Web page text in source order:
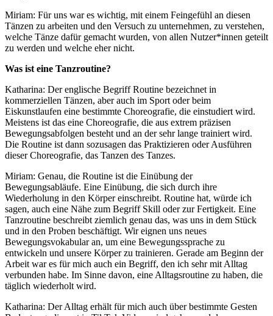
Miriam: Für uns war es wichtig, mit einem Feingefühl an diesen
Tänzen zu arbeiten und den Versuch zu unternehmen, zu verstehen,
welche Tänze dafür gemacht wurden, von allen Nutzer*innen geteilt
zu werden und welche eher nicht.
Was ist eine Tanzroutine?
Katharina: Der englische Begriff Routine bezeichnet in
kommerziellen Tänzen, aber auch im Sport oder beim
Eiskunstlaufen eine bestimmte Choreografie, die einstudiert wird.
Meistens ist das eine Choreografie, die aus extrem präzisen
Bewegungsabfolgen besteht und an der sehr lange trainiert wird.
Die Routine ist dann sozusagen das Praktizieren oder Ausführen
dieser Choreografie, das Tanzen des Tanzes.
Miriam: Genau, die Routine ist die Einübung der
Bewegungsabläufe. Eine Einübung, die sich durch ihre
Wiederholung in den Körper einschreibt. Routine hat, würde ich
sagen, auch eine Nähe zum Begriff Skill oder zur Fertigkeit. Eine
Tanzroutine beschreibt ziemlich genau das, was uns in dem Stück
und in den Proben beschäftigt. Wir eignen uns neues
Bewegungsvokabular an, um eine Bewegungssprache zu
entwickeln und unsere Körper zu trainieren. Gerade am Beginn der
Arbeit war es für mich auch ein Begriff, den ich sehr mit Alltag
verbunden habe. Im Sinne davon, eine Alltagsroutine zu haben, die
täglich wiederholt wird.
Katharina: Der Alltag erhält für mich auch über bestimmte Gesten